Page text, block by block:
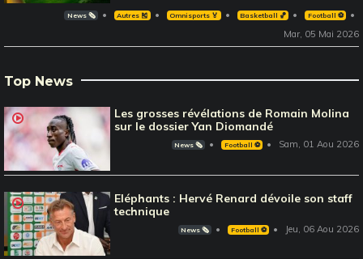
News 🗞️ Autres 🎽 Omnisports 🏅 Basketball 🏀 Football ⚽️
Mar, 05 Mai 2026
Top News
Les grosses révélations de Romain Molina
sur le dossier Yan Diomandé
News 🗞️ Football ⚽️ Sam, 01 Aou 2026
Eléphants : Hervé Renard dévoile son staff
technique
News 🗞️ Football ⚽️ Jeu, 06 Aou 2026